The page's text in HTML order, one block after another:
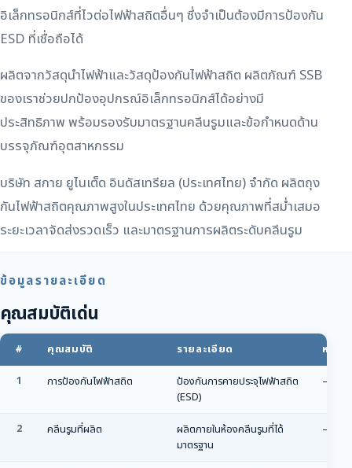
อิเล็กทรอนิกส์ที่ไวต่อไฟฟ้าสถิตอื่นๆ ซึ่งจำเป็นต้องมีการป้องกัน
ESD ที่เชื่อถือได้
ผลิตจากวัสดุนำไฟฟ้าและวัสดุป้องกันไฟฟ้าสถิต ผลิตภัณฑ์ SSB
ของเราช่วยปกป้องอุปกรณ์อิเล็กทรอนิกส์ได้อย่างมี
ประสิทธิภาพ พร้อมรองรับมาตรฐานคลีนรูมและข้อกำหนดด้าน
บรรจุภัณฑ์อุตสาหกรรม
บริษัท สกาย ยูไนเต็ด อินดัสเทรียล (ประเทศไทย) จำกัด ผลิตถุง
กันไฟฟ้าสถิตคุณภาพสูงในประเทศไทย ด้วยคุณภาพที่สม่ำเสมอ
ระยะเวลาจัดส่งรวดเร็ว และมาตรฐานการผลิตระดับคลีนรูม
ข้อมูลรายละเอียด
คุณสมบัติเด่น
# คุณสมบัติ รายละเอียด
หมาย
1
การป้องกันไฟฟ้าสถิต
ป้องกันการคายประจุไฟฟ้าสถิต
(ESD)
—
2 คลีนรูมที่ผลิต
ผลิตภายในห้องคลีนรูมที่ได้
มาตรฐาน
—